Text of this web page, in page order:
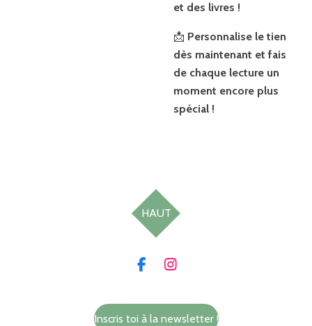
et des livres !
📩 Personnalise le tien
dès maintenant et fais
de chaque lecture un
moment encore plus
spécial !
HAUT
F
b
I
a
Inscris toi à la newsletter !